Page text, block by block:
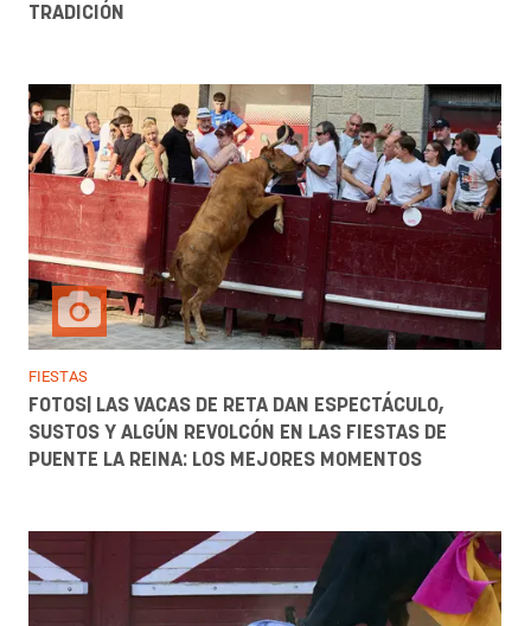
TRADICIÓN
FIESTAS
FOTOS| LAS VACAS DE RETA DAN ESPECTÁCULO,
SUSTOS Y ALGÚN REVOLCÓN EN LAS FIESTAS DE
PUENTE LA REINA: LOS MEJORES MOMENTOS